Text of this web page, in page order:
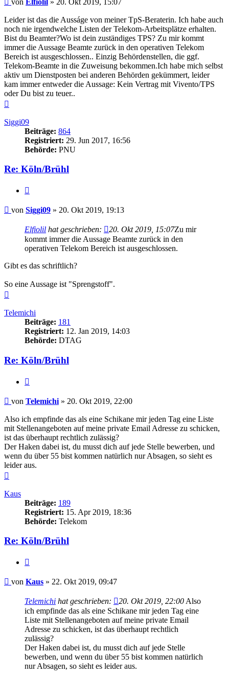
Leider ist das die Ausságe von meiner TpS-Beraterin. Ich habe auch
noch nie irgendwelche Listen der Telekom-Arbeitsplätze erhalten.
Bist du Beamter?Wo ist dein zuständiges TPS? Zu mir kommt
immer die Aussage Beamte zurück in den operativen Telekom
Bereich ist ausgeschlossen.. Einzig Behördenstellen, die ggf.
Telekom-Beamte in die Zuweisung bekommen.Ich habe mich selbst
aktiv um Dienstposten bei anderen Behörden gekümmert, leider
kam immer entweder die Aussage: Kein Vertrag mit Vivento/TPS
oder Du bist zu teuer..
Siggi09
Beiträge: 864
Registriert: 29. Jun 2017, 16:56
Behörde: PNU
Re: Köln/Brühl
Beitrag
von Siggi09 » 20. Okt 2019, 19:13
Elfiolil hat geschrieben: 20. Okt 2019, 15:07Zu mir
kommt immer die Aussage Beamte zurück in den
operativen Telekom Bereich ist ausgeschlossen.
Gibt es das schriftlich?
So eine Aussage ist "Sprengstoff".
Telemichi
Beiträge: 181
Registriert: 12. Jan 2019, 14:03
Behörde: DTAG
Re: Köln/Brühl
Beitrag
von Telemichi » 20. Okt 2019, 22:00
Also ich empfinde das als eine Schikane mir jeden Tag eine Liste
mit Stellenangeboten auf meine private Email Adresse zu schicken,
ist das überhaupt rechtlich zulässig?
Der Haken dabei ist, du musst dich auf jede Stelle bewerben, und
wenn du über 55 bist kommen natürlich nur Absagen, so sieht es
leider aus.
Kaus
Beiträge: 189
Registriert: 15. Apr 2019, 18:36
Behörde: Telekom
Re: Köln/Brühl
Beitrag
von Kaus » 22. Okt 2019, 09:47
Telemichi hat geschrieben: 20. Okt 2019, 22:00 Also
ich empfinde das als eine Schikane mir jeden Tag eine
Liste mit Stellenangeboten auf meine private Email
Adresse zu schicken, ist das überhaupt rechtlich
zulässig?
Der Haken dabei ist, du musst dich auf jede Stelle
bewerben, und wenn du über 55 bist kommen natürlich
nur Absagen, so sieht es leider aus.